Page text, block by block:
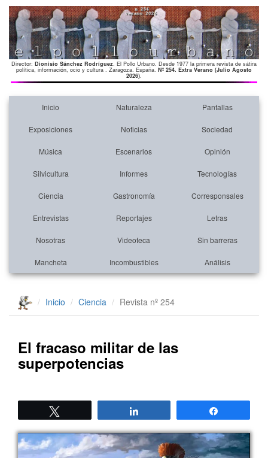
Director: Dionisio Sánchez Rodríguez. El Pollo Urbano. Desde 1977 la primera revista de sátira
política, información, ocio y cultura . Zaragoza. España. Nº 254. Extra Verano (Julio Agosto
2026).
Inicio Naturaleza Pantallas
Exposiciones Noticias Sociedad
Música Escenarios Opinión
Silvicultura Informes Tecnologías
Ciencia Gastronomía Corresponsales
Entrevistas Reportajes Letras
Nosotras Videoteca Sin barreras
Mancheta Incombustibles Análisis
Inicio Ciencia Revista nº 254
El fracaso militar de las
superpotencias